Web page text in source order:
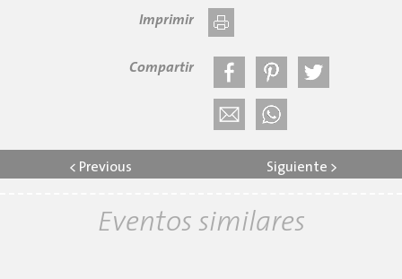
Imprimir
Compartir
< Previous Siguiente >
Eventos similares